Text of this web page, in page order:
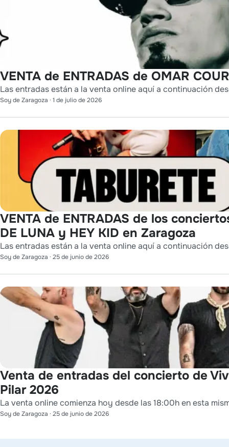
VENTA de ENTRADAS de OMAR
Las entradas están a la venta online aquí a continuación
Soy de Zaragoza · 1 de julio de 2026
VENTA de ENTRADAS de los
DE LUNA y HEY KID en Zaragoza
Las entradas están a la venta online aquí a continuación
Soy de Zaragoza · 25 de junio de 2026
Venta de entradas del concierto de
Pilar 2026
La venta online comienza hoy desde las 18:00h en esta
Soy de Zaragoza · 25 de junio de 2026